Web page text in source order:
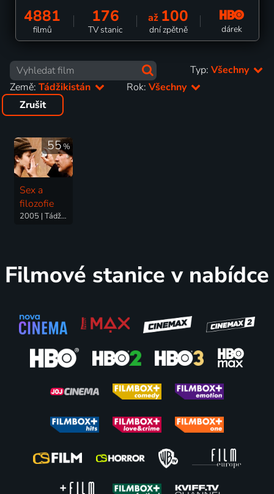
4881
filmů
176
TV stanic
až 100
dní zpětně dárek
Typ: Všechny
Země: Tádžikistán Rok:Všechny
Zrušit
55%
Sex a
filozofie
2005 | Tádžikistán, Írán, Francie | Drama, Romantický
Filmové stanice v nabídce